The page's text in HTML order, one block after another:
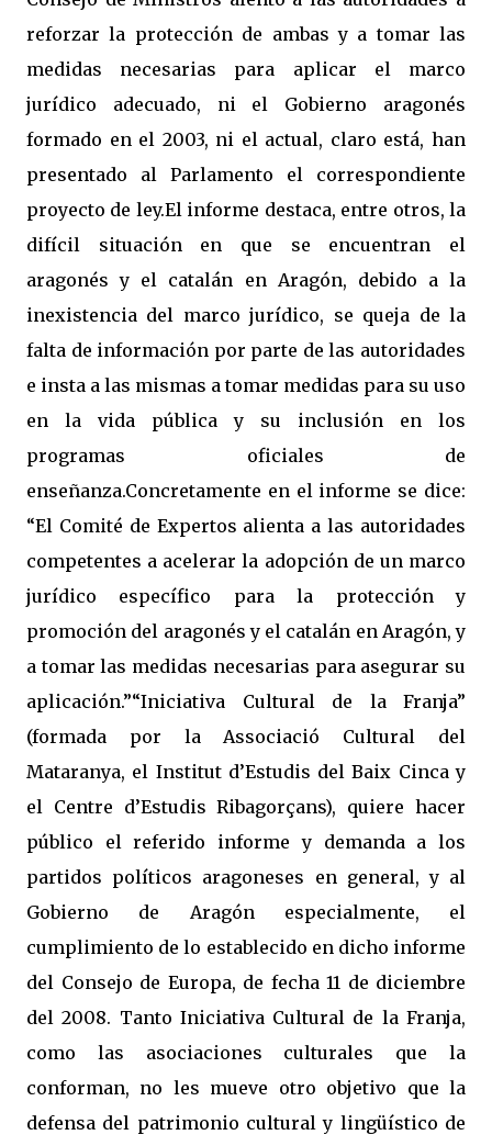
reforzar la protección de ambas y a tomar las
medidas necesarias para aplicar el marco
jurídico adecuado, ni el Gobierno aragonés
formado en el 2003, ni el actual, claro está, han
presentado al Parlamento el correspondiente
proyecto de ley.El informe destaca, entre otros, la
difícil situación en que se encuentran el
aragonés y el catalán en Aragón, debido a la
inexistencia del marco jurídico, se queja de la
falta de información por parte de las autoridades
e insta a las mismas a tomar medidas para su uso
en la vida pública y su inclusión en los
programas oficiales de
enseñanza.Concretamente en el informe se dice:
“El Comité de Expertos alienta a las autoridades
competentes a acelerar la adopción de un marco
jurídico específico para la protección y
promoción del aragonés y el catalán en Aragón, y
a tomar las medidas necesarias para asegurar su
aplicación.”“Iniciativa Cultural de la Franja”
(formada por la Associació Cultural del
Mataranya, el Institut d’Estudis del Baix Cinca y
el Centre d’Estudis Ribagorçans), quiere hacer
público el referido informe y demanda a los
partidos políticos aragoneses en general, y al
Gobierno de Aragón especialmente, el
cumplimiento de lo establecido en dicho informe
del Consejo de Europa, de fecha 11 de diciembre
del 2008. Tanto Iniciativa Cultural de la Franja,
como las asociaciones culturales que la
conforman, no les mueve otro objetivo que la
defensa del patrimonio cultural y lingüístico de